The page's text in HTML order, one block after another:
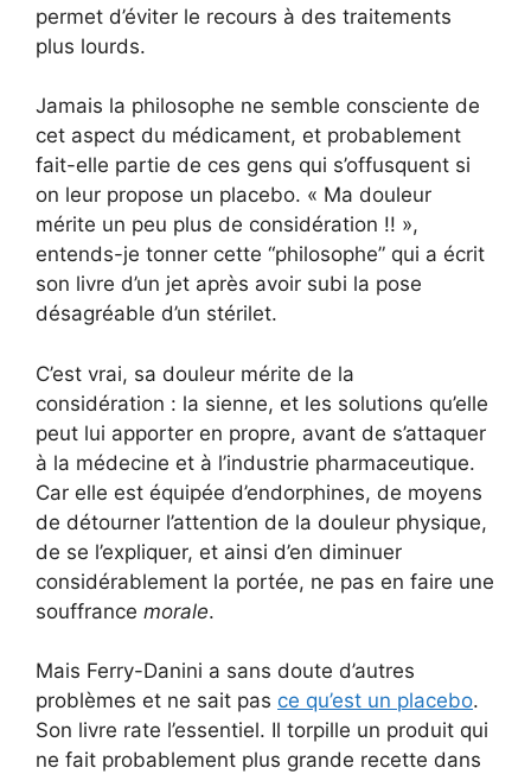
permet d’éviter le recours à des traitements
plus lourds.
Jamais la philosophe ne semble consciente de
cet aspect du médicament, et probablement
fait-elle partie de ces gens qui s’offusquent si
on leur propose un placebo. « Ma douleur
mérite un peu plus de considération !! »,
entends-je tonner cette “philosophe” qui a écrit
son livre d’un jet après avoir subi la pose
désagréable d’un stérilet.
C’est vrai, sa douleur mérite de la
considération : la sienne, et les solutions qu’elle
peut lui apporter en propre, avant de s’attaquer
à la médecine et à l’industrie pharmaceutique.
Car elle est équipée d’endorphines, de moyens
de détourner l’attention de la douleur physique,
de se l’expliquer, et ainsi d’en diminuer
considérablement la portée, ne pas en faire une
souffrance morale.
Mais Ferry-Danini a sans doute d’autres
problèmes et ne sait pas ce qu’est un placebo.
Son livre rate l’essentiel. Il torpille un produit qui
ne fait probablement plus grande recette dans